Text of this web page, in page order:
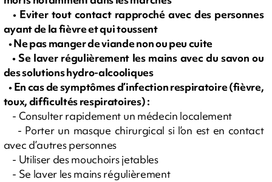
• Eviter tout contact rapproché avec des personnes
ayant de la fièvre et qui toussent
• Ne pas manger de viande non ou peu cuite
• Se laver régulièrement les mains avec du savon ou
des solutions hydro-alcooliques
• En cas de symptômes d’infection respiratoire (fièvre,
toux, difficultés respiratoires) :
- Consulter rapidement un médecin localement
- Porter un masque chirurgical si l’on est en contact
avec d’autres personnes
- Utiliser des mouchoirs jetables
- Se laver les mains régulièrement